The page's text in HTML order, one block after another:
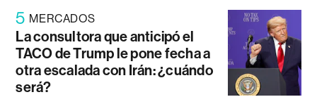
5 MERCADOS
La consultora que anticipó el
TACO de Trump le pone fecha a
otra escalada con Irán: ¿cuándo
será?